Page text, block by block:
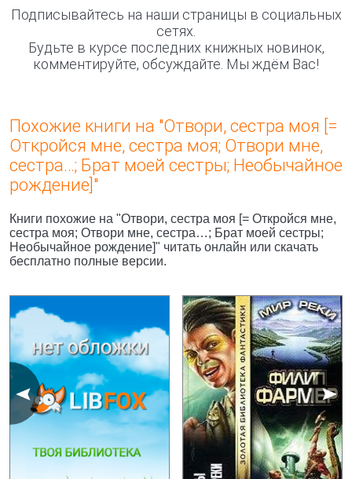
Подписывайтесь на наши страницы в социальных
сетях.
Будьте в курсе последних книжных новинок,
комментируйте, обсуждайте. Мы ждём Вас!
Похожие книги на "Отвори, сестра моя [=
Откройся мне, сестра моя; Отвори мне,
сестра…; Брат моей сестры; Необычайное
рождение]"
Книги похожие на "Отвори, сестра моя [= Откройся мне,
сестра моя; Отвори мне, сестра…; Брат моей сестры;
Необычайное рождение]" читать онлайн или скачать
бесплатно полные версии.